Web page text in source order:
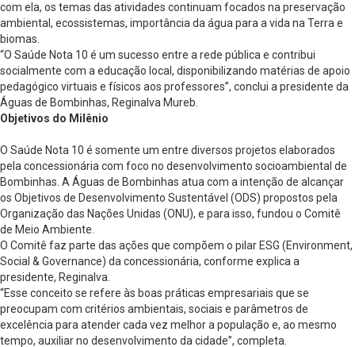
com ela, os temas das atividades continuam focados na preservação
ambiental, ecossistemas, importância da água para a vida na Terra e
biomas.
“O Saúde Nota 10 é um sucesso entre a rede pública e contribui
socialmente com a educação local, disponibilizando matérias de apoio
pedagógico virtuais e físicos aos professores”, conclui a presidente da
Águas de Bombinhas, Reginalva Mureb.
Objetivos do Milênio
O Saúde Nota 10 é somente um entre diversos projetos elaborados
pela concessionária com foco no desenvolvimento socioambiental de
Bombinhas. A Águas de Bombinhas atua com a intenção de alcançar
os Objetivos de Desenvolvimento Sustentável (ODS) propostos pela
Organização das Nações Unidas (ONU), e para isso, fundou o Comitê
de Meio Ambiente.
O Comitê faz parte das ações que compõem o pilar ESG (Environment,
Social & Governance) da concessionária, conforme explica a
presidente, Reginalva.
“Esse conceito se refere às boas práticas empresariais que se
preocupam com critérios ambientais, sociais e parâmetros de
excelência para atender cada vez melhor a população e, ao mesmo
tempo, auxiliar no desenvolvimento da cidade”, completa.